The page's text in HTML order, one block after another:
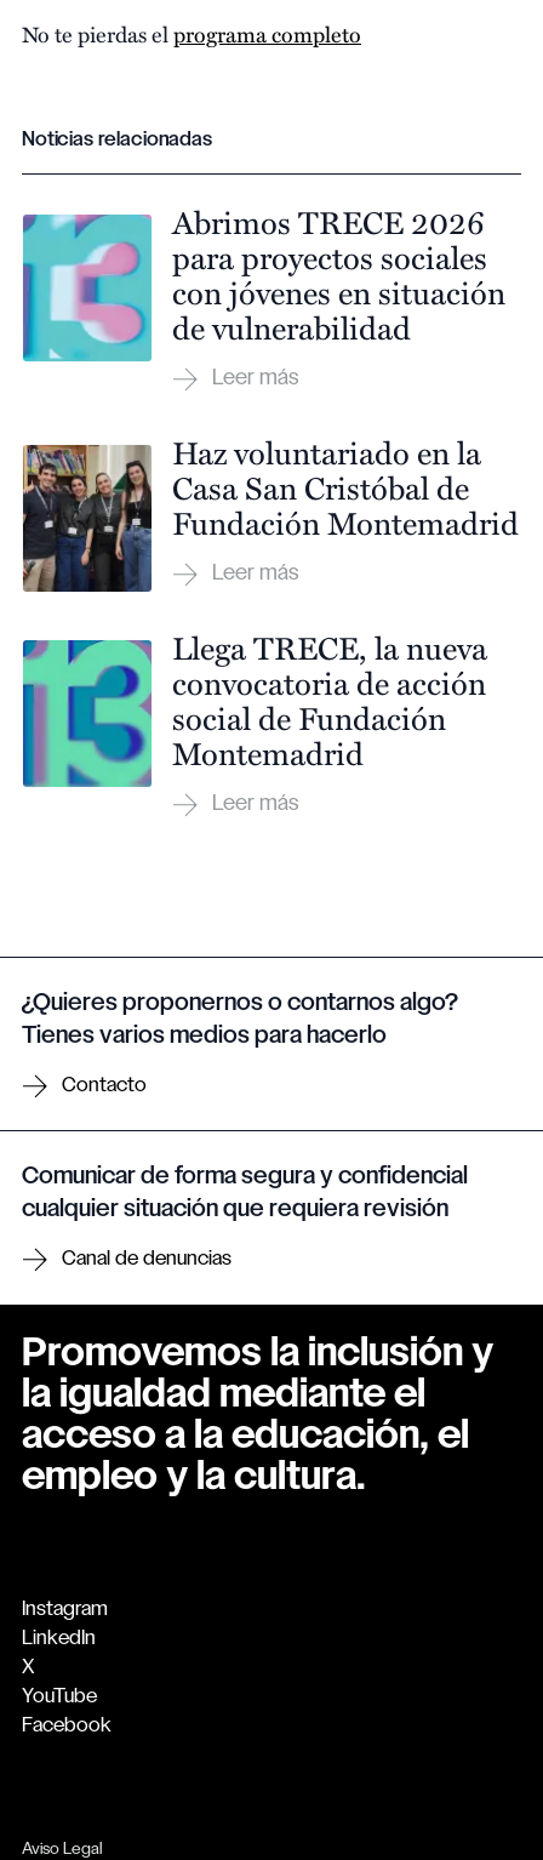
No te pierdas elprograma completo
Noticias relacionadas
Abrimos TRECE 2026
para proyectos sociales
con jóvenes en situación
de vulnerabilidad
Haz voluntariado en la
Casa San Cristóbal de
Fundación Montemadrid
Llega TRECE, la nueva
convocatoria de acción
social de Fundación
Montemadrid
¿Quieres proponernos o contarnos algo?
Tienes varios medios para hacerlo
Contacto
Comunicar de forma segura y confidencial
cualquier situación que requiera revisión
Canal de denuncias
Promovemos la inclusión y
la igualdad mediante el
acceso a la educación, el
empleo y la cultura.
Instagram
LinkedIn
X
YouTube
Facebook
Aviso Legal